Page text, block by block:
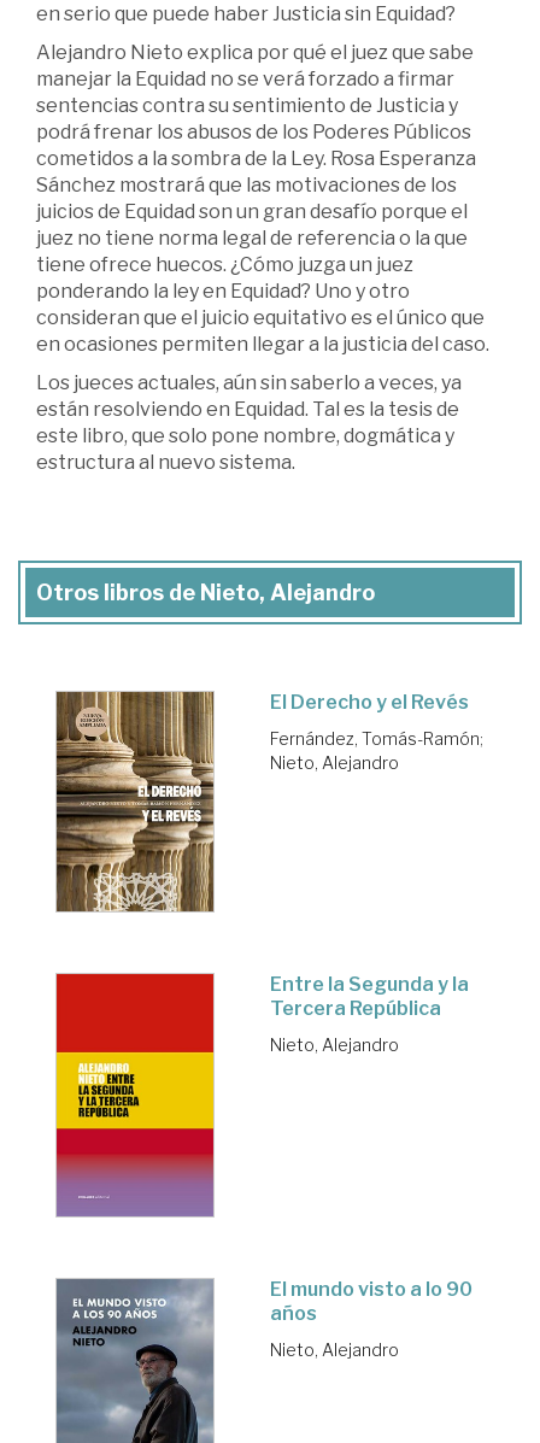
en serio que puede haber Justicia sin Equidad?
Alejandro Nieto explica por qué el juez que sabe
manejar la Equidad no se verá forzado a firmar
sentencias contra su sentimiento de Justicia y
podrá frenar los abusos de los Poderes Públicos
cometidos a la sombra de la Ley. Rosa Esperanza
Sánchez mostrará que las motivaciones de los
juicios de Equidad son un gran desafío porque el
juez no tiene norma legal de referencia o la que
tiene ofrece huecos. ¿Cómo juzga un juez
ponderando la ley en Equidad? Uno y otro
consideran que el juicio equitativo es el único que
en ocasiones permiten llegar a la justicia del caso.
Los jueces actuales, aún sin saberlo a veces, ya
están resolviendo en Equidad. Tal es la tesis de
este libro, que solo pone nombre, dogmática y
estructura al nuevo sistema.
Otros libros de Nieto, Alejandro
El Derecho y el Revés
Fernández, Tomás-Ramón;
Nieto, Alejandro
Entre la Segunda y la
Tercera República
Nieto, Alejandro
El mundo visto a lo 90
años
Nieto, Alejandro